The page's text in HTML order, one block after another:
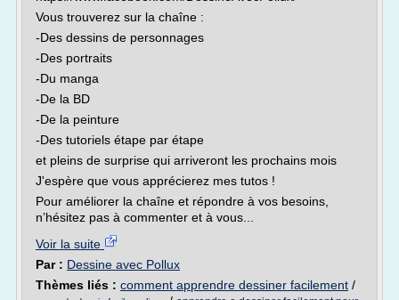
Vous trouverez sur la chaîne :
-Des dessins de personnages
-Des portraits
-Du manga
-De la BD
-De la peinture
-Des tutoriels étape par étape
et pleins de surprise qui arriveront les prochains mois
J'espère que vous apprécierez mes tutos !
Pour améliorer la chaîne et répondre à vos besoins,
n’hésitez pas à commenter et à vous...
Voir la suite
Par : Dessine avec Pollux
Thèmes liés : comment apprendre dessiner facilement /